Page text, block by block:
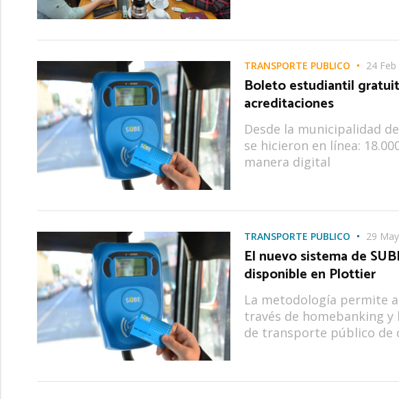
TRANSPORTE PÚBLICO 24 Feb
Boleto estudiantil
acreditaciones
Desde la municipalidad
se hicieron en línea:
manera digital
TRANSPORTE PÚBLICO 29
El nuevo sistema de
disponible en Plottier
La metodología permite
través de homebanking
de transporte público de